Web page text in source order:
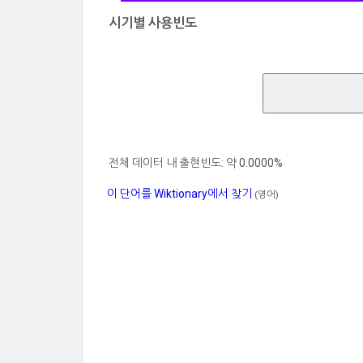
시기별 사용빈도
전체 데이터 내 출현빈도: 약 0.0000%
이 단어를 Wiktionary에서 찾기 (영어)